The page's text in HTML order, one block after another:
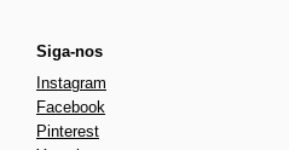
Siga-nos
Instagram
Facebook
Pinterest